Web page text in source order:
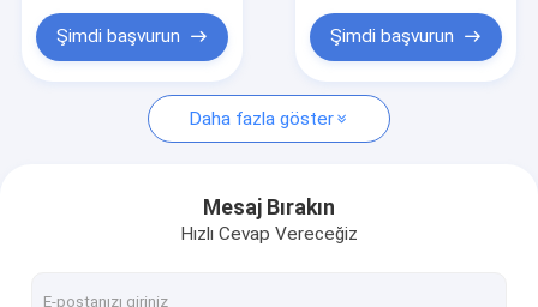
Kılıflar
LVDS Kablo Düzeneği
Özel kablo montajları
Şimdi başvurun Şimdi başvurun
Daha fazla göster
Mesaj Bırakın
Hızlı Cevap Vereceğiz